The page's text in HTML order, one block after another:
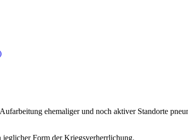
ehemaliger und noch aktiver Standorte
Form der Kriegsverherrlichung.